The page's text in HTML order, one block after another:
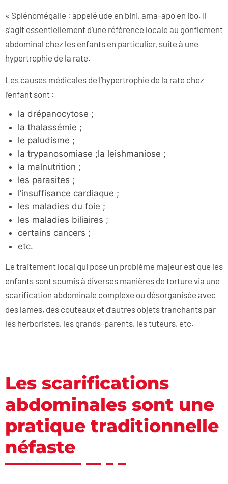
« Splénomégalie : appelé ude en bini, ama-apo en ibo. Il
s’agit essentiellement d’une référence locale au gonflement
abdominal chez les enfants en particulier, suite à une
hypertrophie de la rate.
Les causes médicales de l’hypertrophie de la rate chez
l’enfant sont :
la drépanocytose ;
la thalassémie ;
le paludisme ;
la trypanosomiase ;la leishmaniose ;
la malnutrition ;
les parasites ;
l’insuffisance cardiaque ;
les maladies du foie ;
les maladies biliaires ;
certains cancers ;
etc.
Le traitement local qui pose un problème majeur est que les
enfants sont soumis à diverses manières de torture via une
scarification abdominale complexe ou désorganisée avec
des lames, des couteaux et d’autres objets tranchants par
les herboristes, les grands-parents, les tuteurs, etc.
Les scarifications
abdominales sont une
pratique traditionnelle
néfaste